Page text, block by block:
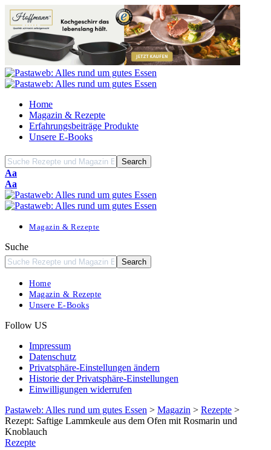
Home
Magazin & Rezepte
Erfahrungsbeiträge Produkte
Unsere E-Books
Font
Resizer
Aa
Font
Resizer
Aa
Magazin & Rezepte
Suche
Home
Magazin & Rezepte
Unsere E-Books
Follow US
Impressum
Datenschutz
Privatsphäre-Einstellungen ändern
Historie der Privatsphäre-Einstellungen
Einwilligungen widerrufen
Pastaweb: Alles rund um gutes Essen > Magazin > Rezepte >
Rezept: Saftige Lammkeule aus dem Ofen mit Rosmarin und
Knoblauch
Rezepte